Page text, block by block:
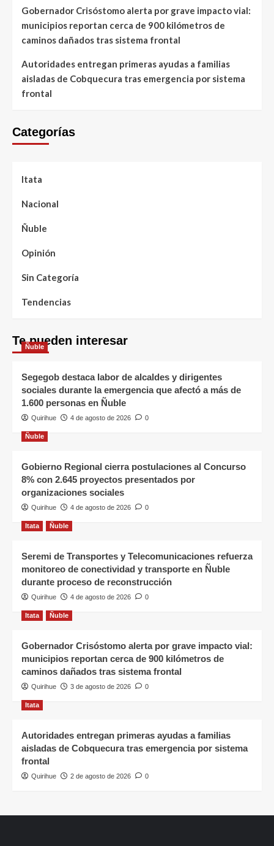
Gobernador Crisóstomo alerta por grave impacto vial:
municipios reportan cerca de 900 kilómetros de
caminos dañados tras sistema frontal
Autoridades entregan primeras ayudas a familias
aisladas de Cobquecura tras emergencia por sistema
frontal
Categorías
Itata
Nacional
Ñuble
Opinión
Sin Categoría
Tendencias
Te pueden interesar
Ñuble
Segegob destaca labor de alcaldes y dirigentes
sociales durante la emergencia que afectó a más de
1.600 personas en Ñuble
Quirihue 4 de agosto de 2026 0
Ñuble
Gobierno Regional cierra postulaciones al Concurso
8% con 2.645 proyectos presentados por
organizaciones sociales
Quirihue 4 de agosto de 2026 0
Itata Ñuble
Seremi de Transportes y Telecomunicaciones refuerza
monitoreo de conectividad y transporte en Ñuble
durante proceso de reconstrucción
Quirihue 4 de agosto de 2026 0
Itata Ñuble
Gobernador Crisóstomo alerta por grave impacto vial:
municipios reportan cerca de 900 kilómetros de
caminos dañados tras sistema frontal
Quirihue 3 de agosto de 2026 0
Itata
Autoridades entregan primeras ayudas a familias
aisladas de Cobquecura tras emergencia por sistema
frontal
Quirihue 2 de agosto de 2026 0